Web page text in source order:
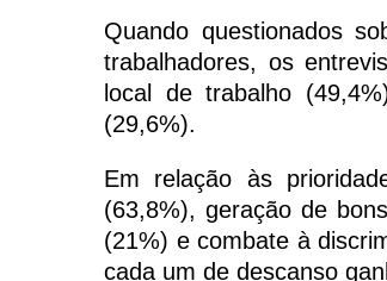
Quando questionados
trabalhadores, os
local de trabalho
(29,6%).
Em relação às
(63,8%), geração de
(21%) e combate à
cada um de descanso